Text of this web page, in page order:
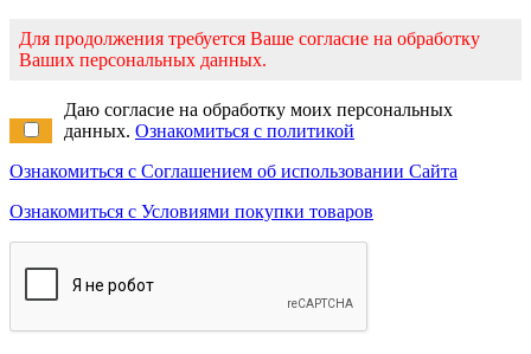
Для продолжения требуется Ваше согласие на обработку
Ваших персональных данных.
Даю согласие на обработку моих персональных
данных. Ознакомиться с политикой
Ознакомиться с Соглашением об использовании Сайта
Ознакомиться с Условиями покупки товаров